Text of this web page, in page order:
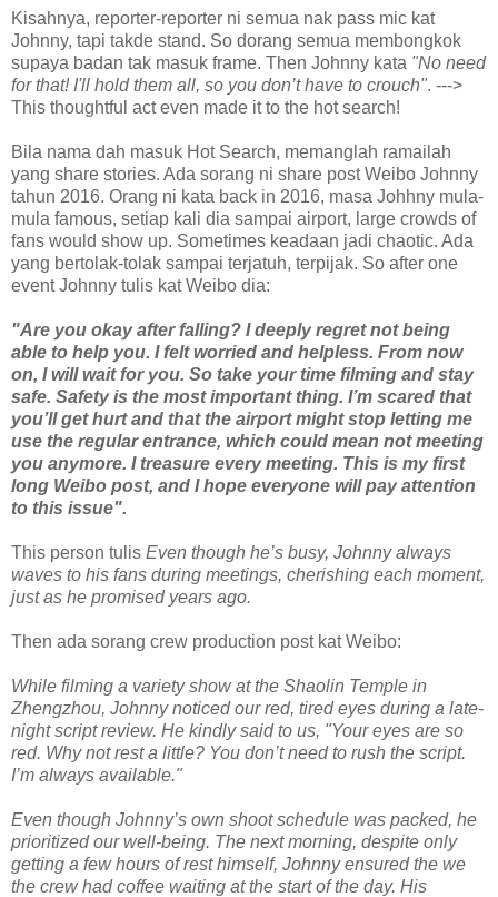
Kisahnya, reporter-reporter ni semua nak pass mic kat
Johnny, tapi takde stand. So dorang semua membongkok
supaya badan tak masuk frame. Then Johnny kata "No need
for that! I'll hold them all, so you don’t have to crouch". --->
This thoughtful act even made it to the hot search!
Bila nama dah masuk Hot Search, memanglah ramailah
yang share stories. Ada sorang ni share post Weibo Johnny
tahun 2016. Orang ni kata back in 2016, masa Johhny mula-
mula famous, setiap kali dia sampai airport, large crowds of
fans would show up. Sometimes keadaan jadi chaotic. Ada
yang bertolak-tolak sampai terjatuh, terpijak. So after one
event Johnny tulis kat Weibo dia:
"Are you okay after falling? I deeply regret not being
able to help you. I felt worried and helpless. From now
on, I will wait for you. So take your time filming and stay
safe. Safety is the most important thing. I’m scared that
you’ll get hurt and that the airport might stop letting me
use the regular entrance, which could mean not meeting
you anymore. I treasure every meeting. This is my first
long Weibo post, and I hope everyone will pay attention
to this issue".
This person tulis Even though he’s busy, Johnny always
waves to his fans during meetings, cherishing each moment,
just as he promised years ago.
Then ada sorang crew production post kat Weibo:
While filming a variety show at the Shaolin Temple in
Zhengzhou, Johnny noticed our red, tired eyes during a late-
night script review. He kindly said to us, "Your eyes are so
red. Why not rest a little? You don’t need to rush the script.
I’m always available."
Even though Johnny’s own shoot schedule was packed, he
prioritized our well-being. The next morning, despite only
getting a few hours of rest himself, Johnny ensured the we
the crew had coffee waiting at the start of the day. His